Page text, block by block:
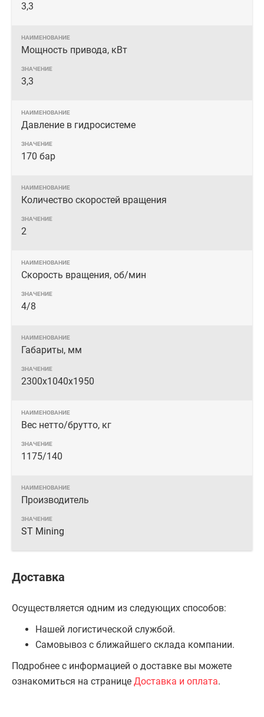
3,3
Мощность привода, кВт
3,3
Давление в гидросистеме
170 бар
Количество скоростей вращения
2
Скорость вращения, об/мин
4/8
Габариты, мм
2300х1040х1950
Вес нетто/брутто, кг
1175/140
Производитель
ST Mining
Доставка
Осуществляется одним из следующих способов:
Нашей логистической службой.
Самовывоз с ближайшего склада компании.
Подробнее с информацией о доставке вы можете
ознакомиться на странице Доставка и оплата.